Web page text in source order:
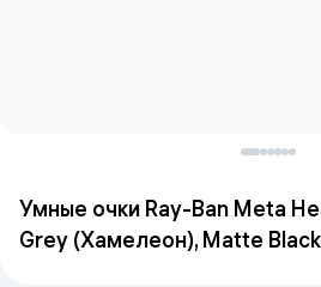
Умные очки Ray-Ban Meta
Grey (Хамелеон), Matte Black